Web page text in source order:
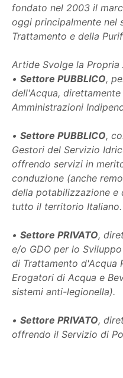
fondato nel 2003 il
oggi principalmente nel
Trattamento e della
Artide Svolge la Propria
• Settore PUBBLICO,
dell'Acqua,
Amministrazioni
• Settore PUBBLICO,
Gestori del Servizio
offrendo servizi in
conduzione (anche
della potabilizzazione e
tutto il territorio Italiano.
• Settore PRIVATO,
e/o GDO per lo
di Trattamento d'Acqua
Erogatori di Acqua e
sistemi anti-legionella).
• Settore PRIVATO,
offrendo il Servizio di